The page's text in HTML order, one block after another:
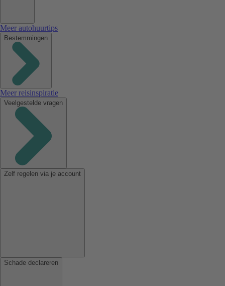
Meer autohuurtips
Bestemmingen
Meer reisinspiratie
Veelgestelde vragen
Zelf regelen via je account
Schade declareren